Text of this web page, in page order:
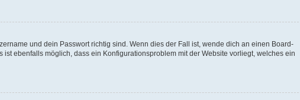
und dein Passwort richtig sind. Wenn dies der Fall ist, wende dich an einen Board-
ebenfalls möglich, dass ein Konfigurationsproblem mit der Website vorliegt, welches ein